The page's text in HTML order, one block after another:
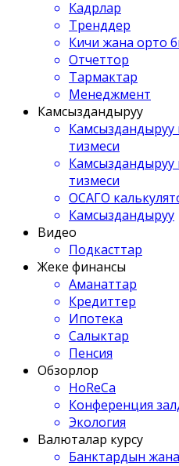
Кадрлар
Тренддер
Кичи жана орто
Отчеттор
Тармактар
Менеджмент
Камсыздандыруу
тизмеси
тизмеси
ОСАГО
Камсыздандыруу
Видео
Подкасттар
Жеке финансы
Аманаттар
Кредиттер
Ипотека
Салыктар
Пенсия
Обзорлор
HoReCa
Конференция
Экология
Валюталар курсу
Банктардын